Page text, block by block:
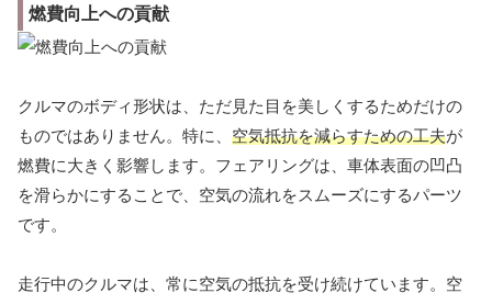
燃費向上への貢献
クルマのボディ形状は、ただ見た目を美しくするためだけの
ものではありません。特に、 空気抵抗を減らすための工夫が
燃費に大きく影響します。フェアリングは、車体表面の凹凸
を滑らかにすることで、空気の流れをスムーズにするパーツ
です。
走行中のクルマは、常に空気の抵抗を受け続けています。空